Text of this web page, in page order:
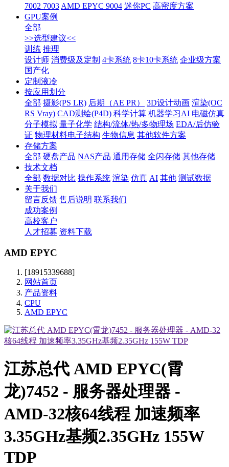
7002 7003 AMD EPYC 9004 迷你PC 高密度方案
GPU案例
全部
>>选型建议<<
训练 推理
设计师 消费级及定制 4卡系统 8卡10卡系统 企业级方案
国产化
定制液冷
按应用划分
全部 摄影(PS LR) 后期（AE PR） 3D设计动画 渲染(OC
RS Vray) CAD测绘(P4D) 科学计算 机器学习AI 电磁仿真
分子模拟 量子化学 结构/流体/热/多物理场 EDA/后仿验
证 物理材料电子结构 生物信息 其他软件方案
存储方案
全部 硬盘产品 NAS产品 通用存储 全闪存储 其他存储
技术文档
全部 数据对比 操作系统 渲染 仿真 AI 其他 测试数据
关于我们
留言反馈 售后说明 联系我们
成功案例
高校客户
人才招募 资料下载
AMD EPYC
[18915339688]
网站首页
产品资料
CPU
AMD EPYC
江苏总代 AMD EPYC(霄
龙)7452 - 服务器处理器 -
AMD-32核64线程 加速频率
3.35GHz基频2.35GHz 155W
TDP